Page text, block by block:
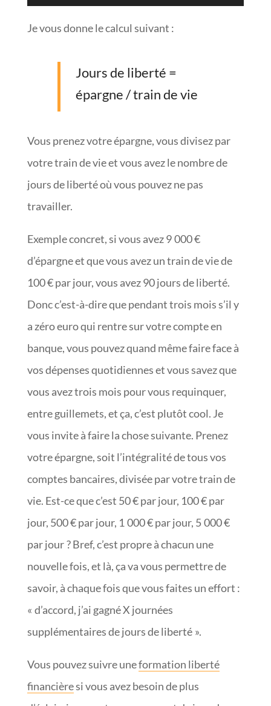
Je vous donne le calcul suivant :
Jours de liberté =
épargne / train de vie
Vous prenez votre épargne, vous divisez par
votre train de vie et vous avez le nombre de
jours de liberté où vous pouvez ne pas
travailler.
Exemple concret, si vous avez 9 000 €
d’épargne et que vous avez un train de vie de
100 € par jour, vous avez 90 jours de liberté.
Donc c’est-à-dire que pendant trois mois s’il y
a zéro euro qui rentre sur votre compte en
banque, vous pouvez quand même faire face à
vos dépenses quotidiennes et vous savez que
vous avez trois mois pour vous requinquer,
entre guillemets, et ça, c’est plutôt cool. Je
vous invite à faire la chose suivante. Prenez
votre épargne, soit l’intégralité de tous vos
comptes bancaires, divisée par votre train de
vie. Est-ce que c’est 50 € par jour, 100 € par
jour, 500 € par jour, 1 000 € par jour, 5 000 €
par jour ? Bref, c’est propre à chacun une
nouvelle fois, et là, ça va vous permettre de
savoir, à chaque fois que vous faites un effort :
« d’accord, j’ai gagné X journées
supplémentaires de jours de liberté ».
Vous pouvez suivre uneformation liberté
financièresi vous avez besoin de plus